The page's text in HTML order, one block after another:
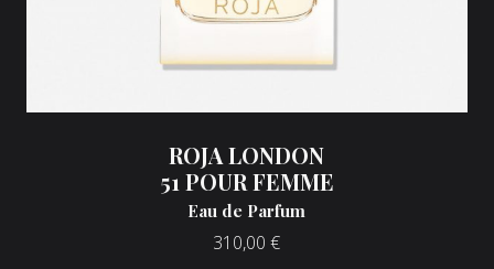
ROJA LONDON
51 POUR FEMME
Eau de Parfum
310,00 €